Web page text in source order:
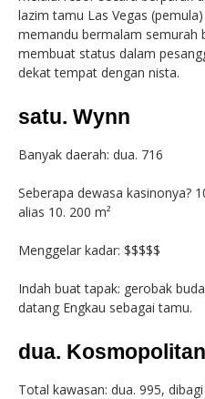
lazim tamu Las Vegas
memandu bermalam semurah
membuat status dalam
dekat tempat dengan nista.
satu. Wynn
Banyak daerah: dua. 716
Seberapa dewasa kasinonya?
alias 10. 200 m²
Menggelar kadar: $$$$$
Indah buat tapak: gerobak
datang Engkau sebagai tamu.
dua. Kosmopolitan
Total kawasan: dua. 995,